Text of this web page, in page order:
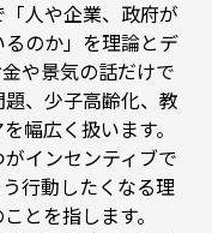
人や企業、政府が
のか」を理論とデ
や景気の話だけで
、少子高齢化、教
幅広く扱います。
インセンティブで
行動したくなる理
とを指します。